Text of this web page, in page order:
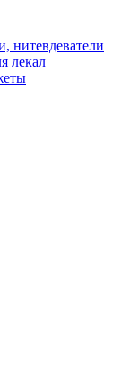
нитевдеватели
лекал